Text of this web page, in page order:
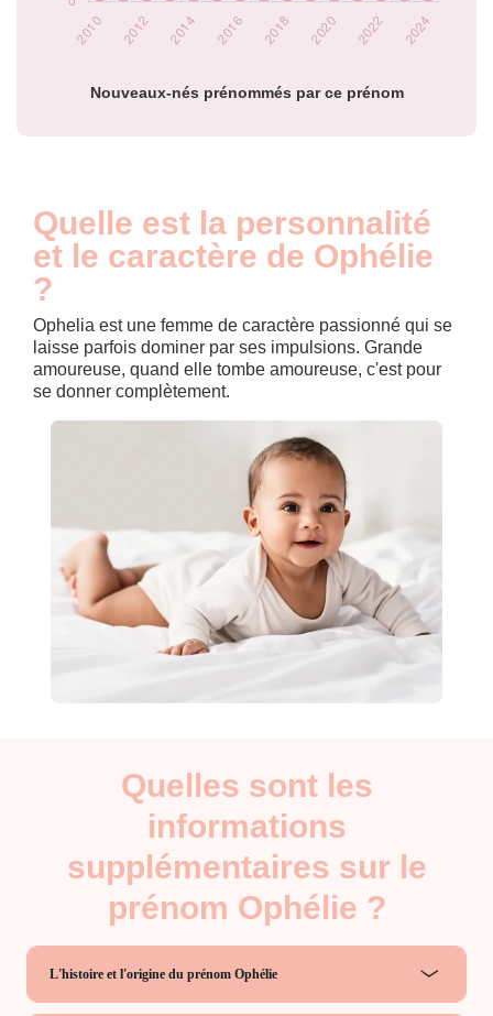
Nouveaux-nés prénommés par ce prénom
Popularité du
Quelle est la personnalité
et le caractère de Ophélie
?
Ophelia est une femme de caractère passionné qui se
laisse parfois dominer par ses impulsions. Grande
amoureuse, quand elle tombe amoureuse, c'est pour
se donner complètement.
Quelles sont les
informations
supplémentaires sur le
prénom Ophélie ?
L'histoire et l'origine du prénom Ophélie